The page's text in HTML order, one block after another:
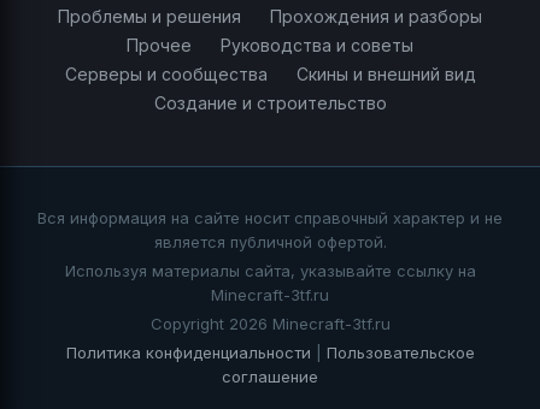
Проблемы и решения
Прохождения и разборы
Прочее
Руководства и советы
Серверы и сообщества
Скины и внешний вид
Создание и строительство
Вся информация на сайте носит справочный характер и не
является публичной офертой.
Используя материалы сайта, указывайте ссылку на
Minecraft-3tf.ru
Copyright 2026 Minecraft-3tf.ru
Политика конфиденциальности
Пользовательское
соглашение